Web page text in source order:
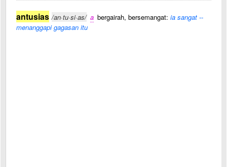
antusias /an·tu·si·as/ a bergairah, bersemangat: ia sangat --
menanggapi gagasan itu